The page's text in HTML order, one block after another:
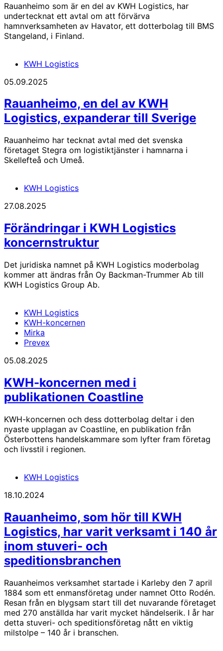
Rauanheimo som är en del av KWH Logistics, har
undertecknat ett avtal om att förvärva
hamnverksamheten av Havator, ett dotterbolag till BMS
Stangeland, i Finland.
KWH Logistics
05.09.2025
Rauanheimo, en del av KWH
Logistics, expanderar till Sverige
Rauanheimo har tecknat avtal med det svenska
företaget Stegra om logistiktjänster i hamnarna i
Skellefteå och Umeå.
KWH Logistics
27.08.2025
Förändringar i KWH Logistics
koncernstruktur
Det juridiska namnet på KWH Logistics moderbolag
kommer att ändras från Oy Backman-Trummer Ab till
KWH Logistics Group Ab.
KWH Logistics
KWH-koncernen
Mirka
Prevex
05.08.2025
KWH-koncernen med i
publikationen Coastline
KWH-koncernen och dess dotterbolag deltar i den
nyaste upplagan av Coastline, en publikation från
Österbottens handelskammare som lyfter fram företag
och livsstil i regionen.
KWH Logistics
18.10.2024
Rauanheimo, som hör till KWH
Logistics, har varit verksamt i 140 år
inom stuveri- och
speditionsbranchen
Rauanheimos verksamhet startade i Karleby den 7 april
1884 som ett enmansföretag under namnet Otto Rodén.
Resan från en blygsam start till det nuvarande företaget
med 270 anställda har varit mycket händelserik. I år har
detta stuveri- och speditionsföretag nått en viktig
milstolpe – 140 år i branschen.